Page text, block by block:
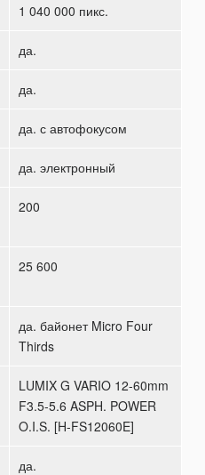
1 040 000 пикс.
да.
да.
да. с автофокусом
да. электронный
200
25 600
да. байонет Micro Four
Thirds
LUMIX G VARIO 12-60mm
F3.5-5.6 ASPH. POWER
O.I.S. [H-FS12060E]
да.